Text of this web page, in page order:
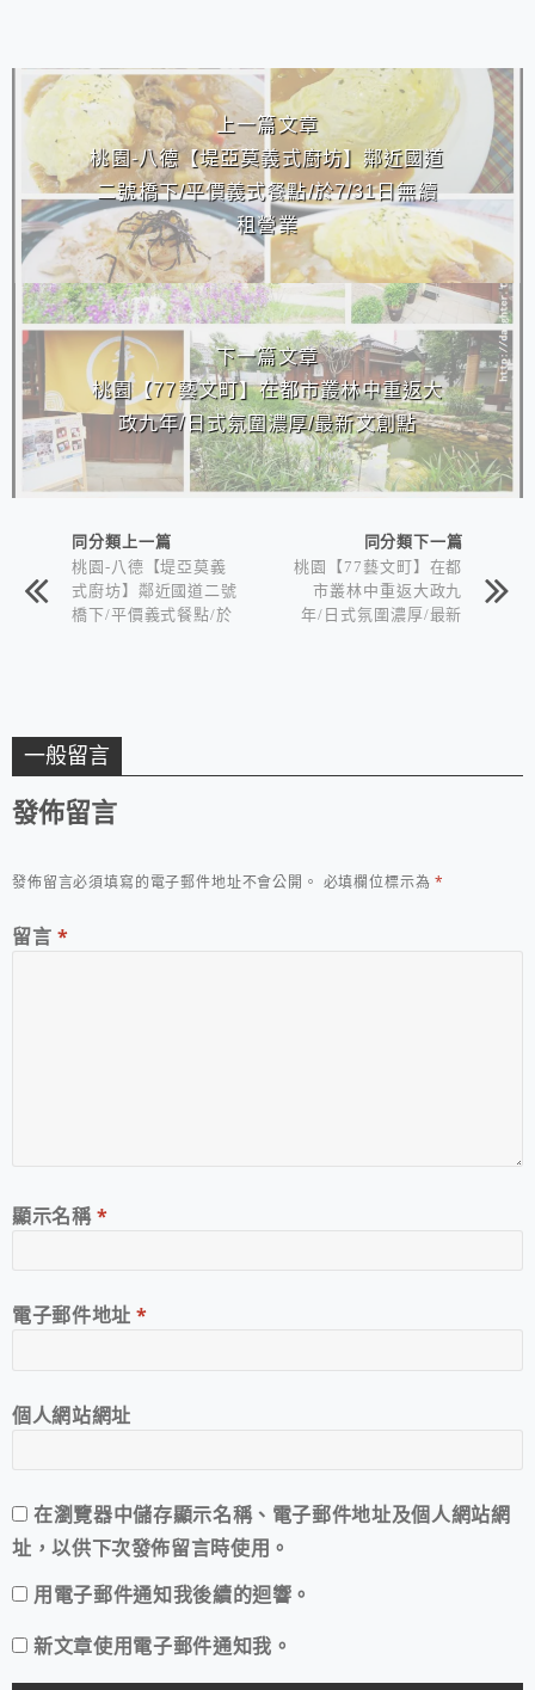
相連文章
上一篇文章
桃園-八德【堤亞莫義式廚坊】鄰近國道
二號橋下/平價義式餐點/於7/31日無續
租營業
下一篇文章
桃園【77藝文町】在都市叢林中重返大
政九年/日式氛圍濃厚/最新文創點
同分類上一篇
桃園-八德【堤亞莫義
式廚坊】鄰近國道二號
橋下/平價義式餐點/於
同分類下一篇
桃園【77藝文町】在都
市叢林中重返大政九
年/日式氛圍濃厚/最新
一般留言
發佈留言
發佈留言必須填寫的電子郵件地址不會公開。 必填欄位標示為*
留言 *
顯示名稱*
電子郵件地址*
個人網站網址
在瀏覽器中儲存顯示名稱、電子郵件地址及個人網站網
址，以供下次發佈留言時使用。
用電子郵件通知我後續的迴響。
新文章使用電子郵件通知我。